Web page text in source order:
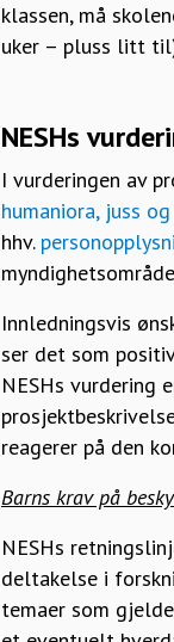
klassen, må
uker – pluss litt
NESHs
I vurderingen av
humaniora, juss
hhv.
Innledningsvis
ser det som
NESHs vurdering
reagerer på den
Barns krav på
NESHs
deltakelse i
temaer som